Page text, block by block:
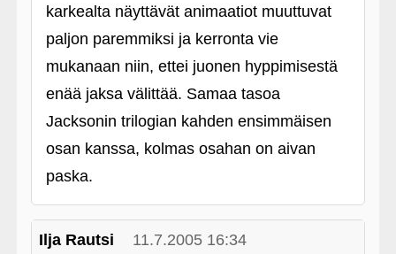
karkealta näyttävät animaatiot muuttuvat
paljon paremmiksi ja kerronta vie
mukanaan niin, ettei juonen hyppimisestä
enää jaksa välittää. Samaa tasoa
Jacksonin trilogian kahden ensimmäisen
osan kanssa, kolmas osahan on aivan
paska.
Ilja Rautsi 11.7.2005 16:34